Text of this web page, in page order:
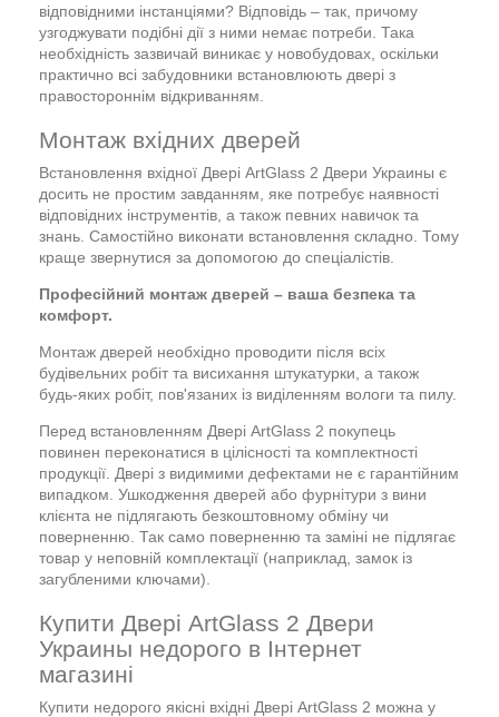
відповідними інстанціями? Відповідь – так, причому
узгоджувати подібні дії з ними немає потреби. Така
необхідність зазвичай виникає у новобудовах, оскільки
практично всі забудовники встановлюють двері з
правостороннім відкриванням.
Монтаж вхідних дверей
Встановлення вхідної Двері ArtGlass 2 Двери Украины є
досить не простим завданням, яке потребує наявності
відповідних інструментів, а також певних навичок та
знань. Самостійно виконати встановлення складно. Тому
краще звернутися за допомогою до спеціалістів.
Професійний монтаж дверей – ваша безпека та
комфорт.
Монтаж дверей необхідно проводити після всіх
будівельних робіт та висихання штукатурки, а також
будь-яких робіт, пов'язаних із виділенням вологи та пилу.
Перед встановленням Двері ArtGlass 2 покупець
повинен переконатися в цілісності та комплектності
продукції. Двері з видимими дефектами не є гарантійним
випадком. Ушкодження дверей або фурнітури з вини
клієнта не підлягають безкоштовному обміну чи
поверненню. Так само поверненню та заміні не підлягає
товар у неповній комплектації (наприклад, замок із
загубленими ключами).
Купити Двері ArtGlass 2 Двери
Украины недорого в Інтернет
магазині
Купити недорого якісні вхідні Двері ArtGlass 2 можна у